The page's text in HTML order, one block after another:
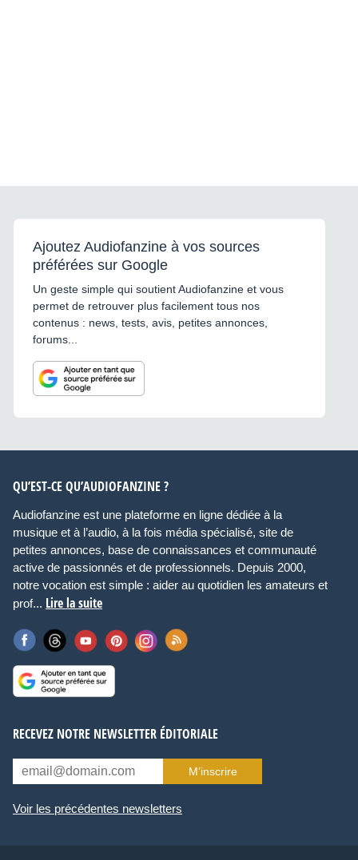
Ajoutez Audiofanzine à vos sources
préférées sur Google
Un geste simple qui soutient Audiofanzine et vous
permet de retrouver plus facilement tous nos
contenus : news, tests, avis, petites annonces,
forums...
QU’EST-CE QU’AUDIOFANZINE ?
Audiofanzine est une plateforme en ligne dédiée à la
musique et à l’audio, à la fois média spécialisé, site de
petites annonces, base de connaissances et communauté
active de passionnés et de professionnels. Depuis 2000,
notre vocation est simple : aider au quotidien les amateurs et
prof... Lire la suite
RECEVEZ NOTRE NEWSLETTER ÉDITORIALE
M’inscrire
Voir les précédentes newsletters